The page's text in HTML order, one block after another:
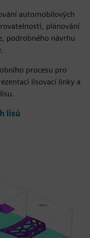
automobilových
plánování
podrobného návrhu
procesu pro
lisovací linky a
lisů